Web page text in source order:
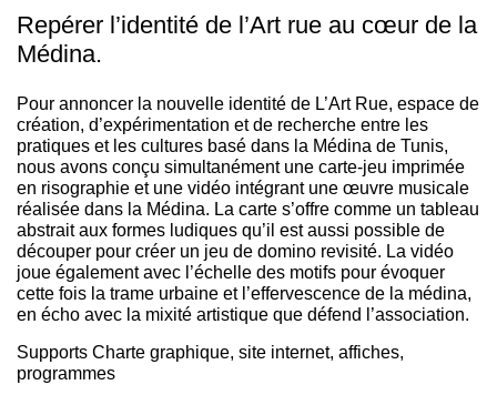
Repérer l’identité de l’Art rue au cœur de la
Médina.
Pour annoncer la nouvelle identité de L’Art Rue, espace de
création, d’expérimentation et de recherche entre les
pratiques et les cultures basé dans la Médina de Tunis,
nous avons conçu simultanément une carte-jeu imprimée
en risographie et une vidéo intégrant une œuvre musicale
réalisée dans la Médina. La carte s’offre comme un tableau
abstrait aux formes ludiques qu’il est aussi possible de
découper pour créer un jeu de domino revisité. La vidéo
joue également avec l’échelle des motifs pour évoquer
cette fois la trame urbaine et l’effervescence de la médina,
en écho avec la mixité artistique que défend l’association.
Supports Charte graphique, site internet, affiches,
programmes